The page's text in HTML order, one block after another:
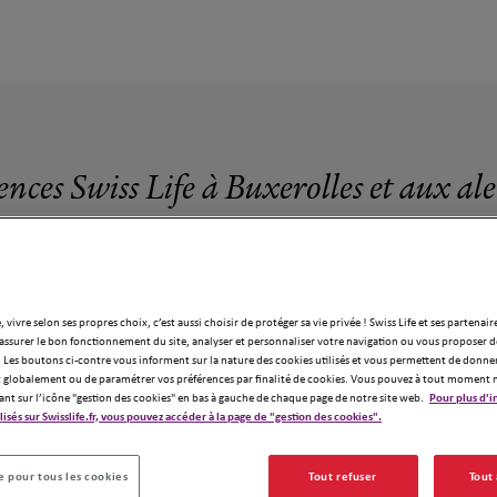
Swiss Life à Buxerolles et aux
4 agences Swiss Life à Buxerolles
vivre selon ses propres choix, c’est aussi choisir de protéger sa vie privée ! Swiss Life et ses
le bon fonctionnement du site, analyser et personnaliser votre navigation ou vous proposer
Les boutons ci-contre vous informent sur la nature des cookies utilisés et vous permettent de
ou de paramétrer vos préférences par finalité de cookies. Vous pouvez à tout moment
sur l’icône "gestion des cookies" en bas à gauche de chaque page de notre site web. Pour plus
sur Swisslife.fr, vous pouvez accéder à la page de "gestion des cookies".
pour tous les cookies Tout refuser